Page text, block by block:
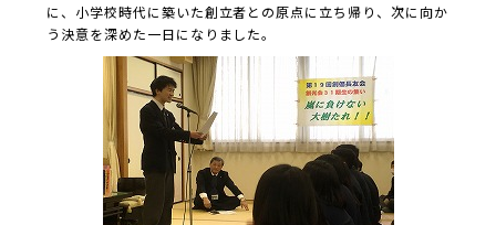
に、小学校時代に築いた創立者との原点に立ち帰り、次に向か
う決意を深めた一日になりました。